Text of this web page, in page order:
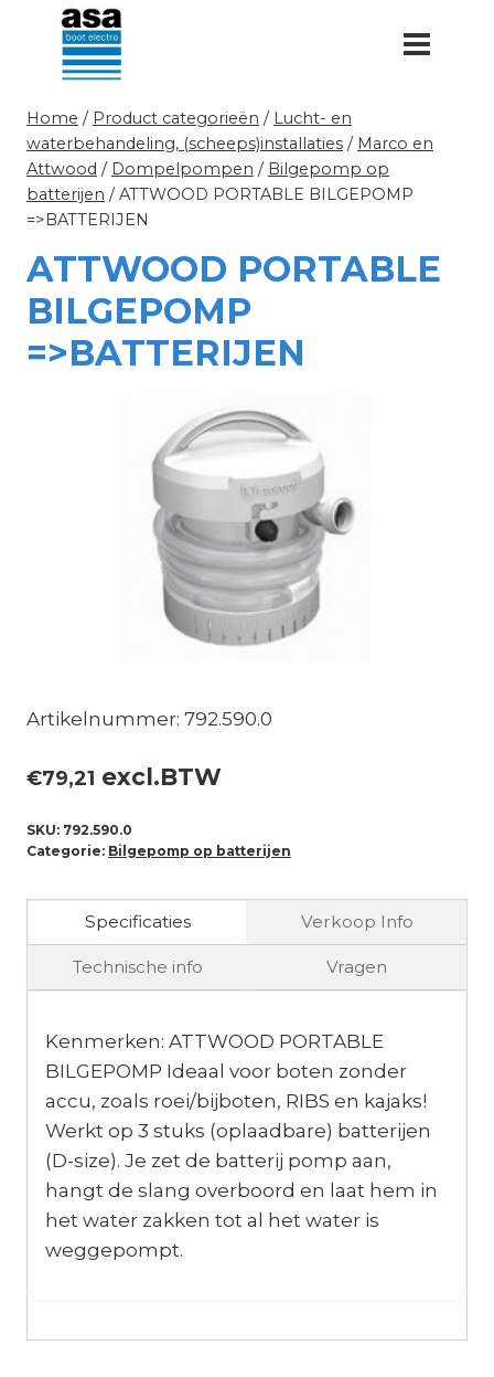
Doorgaan
inhoud
Home / Product categorieën / Lucht- en
waterbehandeling, (scheeps)installaties / Marco en
Attwood / Dompelpompen / Bilgepomp op
batterijen / ATTWOOD PORTABLE BILGEPOMP
=>BATTERIJEN
ATTWOOD PORTABLE
BILGEPOMP
=>BATTERIJEN
Artikelnummer: 792.590.0
€79,21 excl.BTW
SKU: 792.590.0
Categorie: Bilgepomp op batterijen
Specificaties Verkoop Info
Technische info Vragen
Kenmerken: ATTWOOD PORTABLE
BILGEPOMP Ideaal voor boten zonder
accu, zoals roei/bijboten, RIBS en kajaks!
Werkt op 3 stuks (oplaadbare) batterijen
(D-size). Je zet de batterij pomp aan,
hangt de slang overboord en laat hem in
het water zakken tot al het water is
weggepompt.